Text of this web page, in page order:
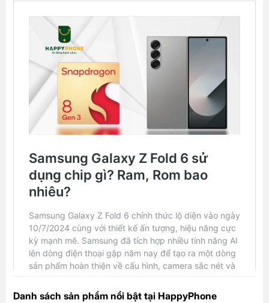
Danh sách sản phẩm nổi bật tại HappyPhone